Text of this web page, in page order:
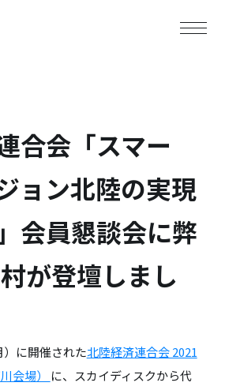
合会「スマー
ョン北陸の実現
会員懇談会に弊
が登壇しまし
）に開催された北陸経済連合会 2021
会場）
に、スカイディスクから代